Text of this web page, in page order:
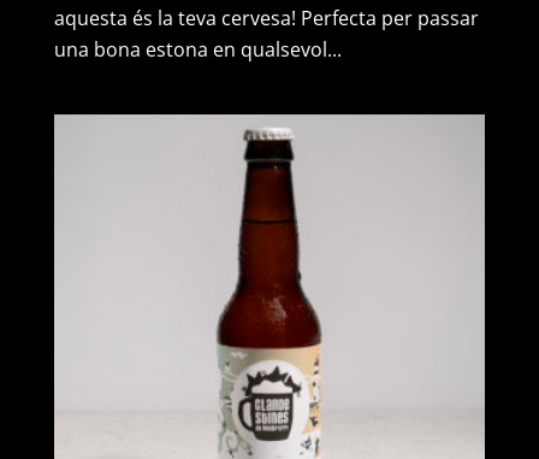
aquesta és la teva cervesa! Perfecta per passar
una bona estona en qualsevol...